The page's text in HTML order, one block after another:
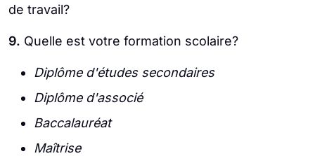
de travail?
9. Quelle est votre formation scolaire?
Diplôme d'études secondaires
Diplôme d'associé
Baccalauréat
Maîtrise